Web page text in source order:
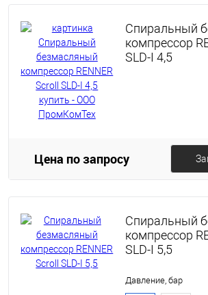
Спиральный
компрессор
SLD-I 4,5
Цена по запросу
Спиральный
компрессор
SLD-I 5,5
Давление, бар